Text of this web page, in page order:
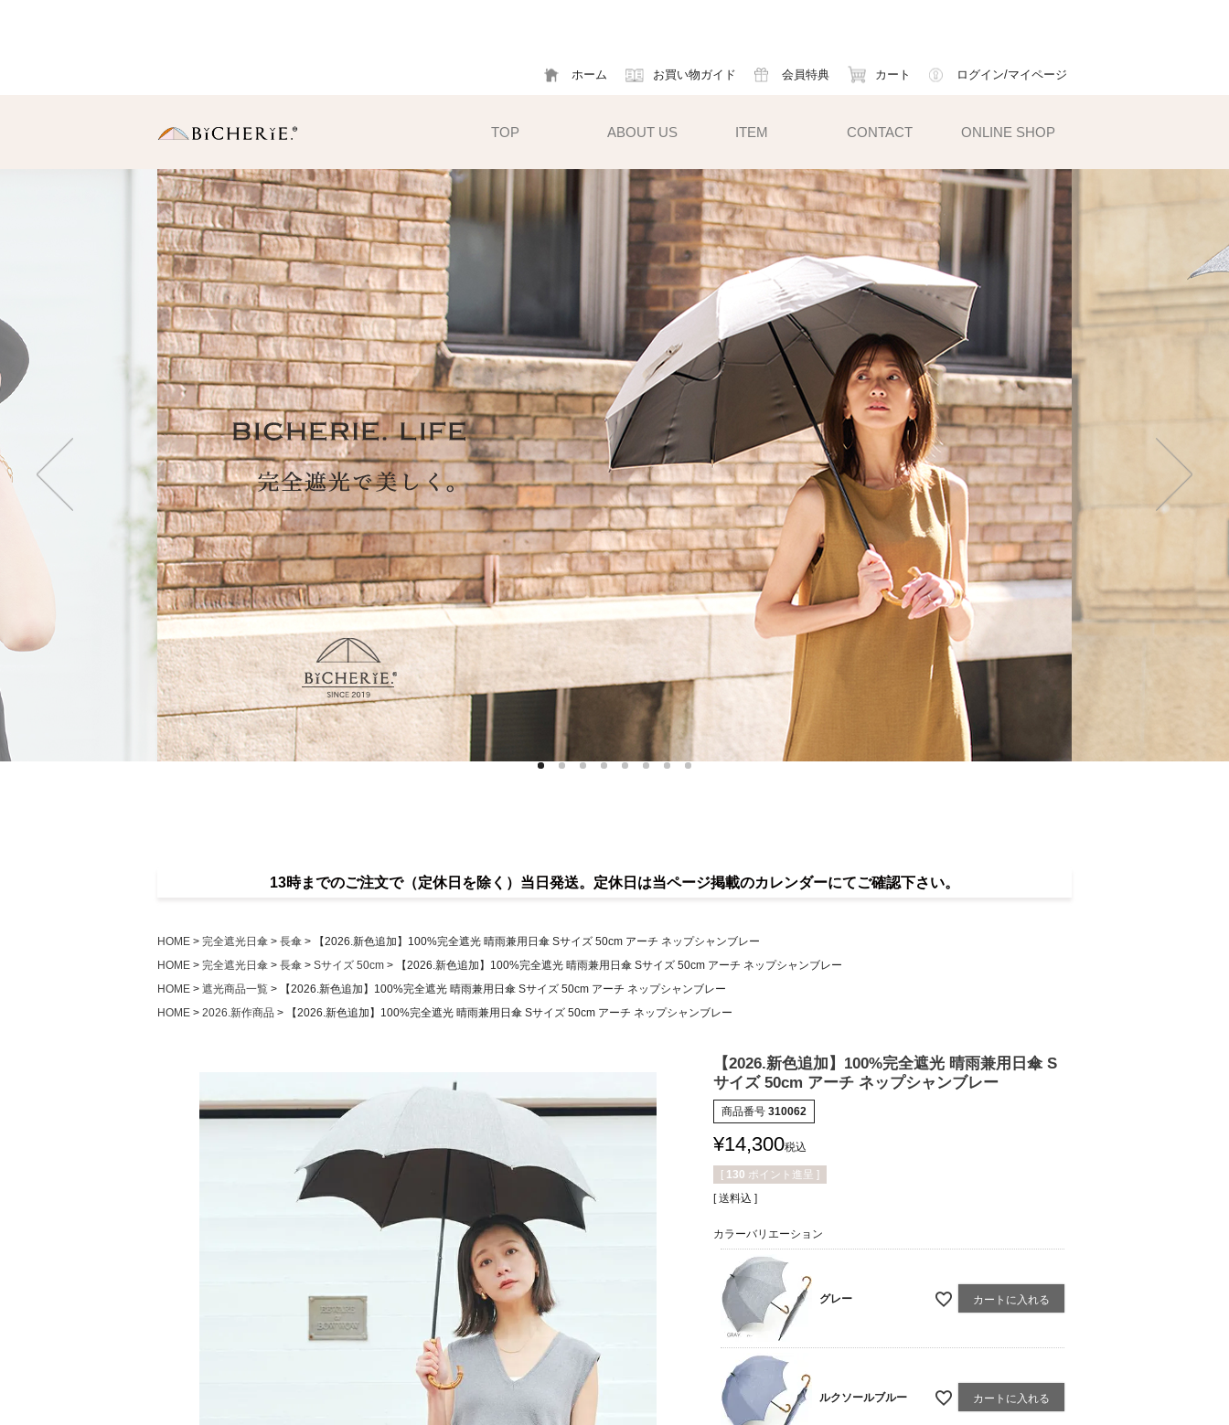
ホーム お買い物ガイド 会員特典 カート ログイン/マイページ
TOP ABOUT US ITEM
日傘
長傘
・Sサイズ（親骨50cm）
中棒伸縮タイプの使いやすい小ぶ
りサイズ。
・Ｍサイズ(親骨55cm)
一般的に使われている女性雨傘と
同サイズ。
折りたたみ傘
・2段タイプ(親骨50cm)
折りたたむのが楽で長傘のように
も持てます。
・3段タイプ(親骨50cm)
最もコンパクトになり折りたたま
ず閉じて持てます。
帽子
キャスケット
サンバイザー
異素材タイプ
ハットクリップ
ハットライナー
小物雑貨
フェイスマスク
アームカバー
ソックス
CONTACT ONLINE SHOP
13時までのご注文で（定休日を除く）当日発送。定休日は当ページ掲載のカレンダーにてご確認下さい。
HOME 完全遮光日傘 長傘
【2026.新色追加】100%完全遮光 晴雨兼用日傘 Sサイズ 50cm アーチ ネップシャンブレー
HOME
完全遮光日傘 長傘 Sサイズ 50cm
【2026.新色追加】100%完全遮光 晴雨兼用日傘 Sサイズ 50cm アーチ ネップシャンブレー
HOME
遮光商品一覧
【2026.新色追加】100%完全遮光 晴雨兼用日傘 Sサイズ 50cm アーチ ネップシャンブレー
HOME
2026.新作商品 【2026.新色追加】100%完全遮光 晴雨兼用日傘 Sサイズ 50cm アーチ ネップシャンブレー
【2026.新色追加】100%完全遮光 晴雨兼用日傘 S
サイズ 50cm アーチ ネップシャンブレー
商品番号 310062
¥14,300税込
[ 130 ポイント進呈 ]
送料込
カラーバリエーション
グレー カートに入れる
ルクソールブルー カートに入れる